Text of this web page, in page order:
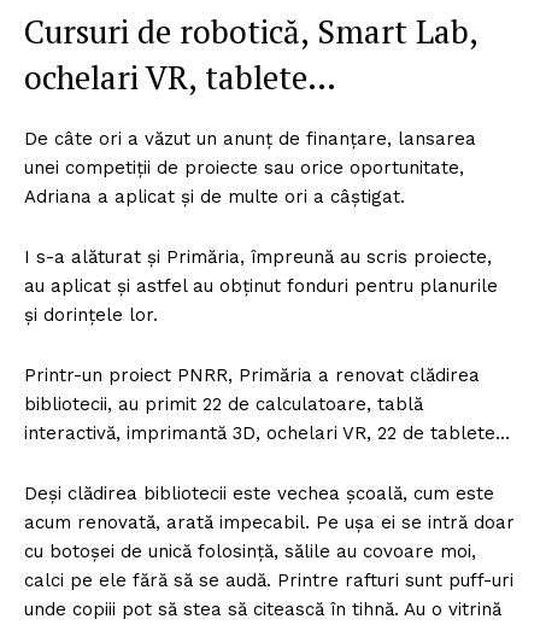
Cursuri de robotică, Smart Lab,
ochelari VR, tablete…
De câte ori a văzut un anunț de finanțare, lansarea
unei competiții de proiecte sau orice oportunitate,
Adriana a aplicat și de multe ori a câștigat.
I s-a alăturat și Primăria, împreună au scris proiecte,
au aplicat și astfel au obținut fonduri pentru planurile
și dorințele lor.
Printr-un proiect PNRR, Primăria a renovat clădirea
bibliotecii, au primit 22 de calculatoare, tablă
interactivă, imprimantă 3D, ochelari VR, 22 de tablete…
Deși clădirea bibliotecii este vechea școală, cum este
acum renovată, arată impecabil. Pe ușa ei se intră doar
cu botoșei de unică folosință, sălile au covoare moi,
calci pe ele fără să se audă. Printre rafturi sunt puff-uri
unde copiii pot să stea să citească în tihnă. Au o vitrină